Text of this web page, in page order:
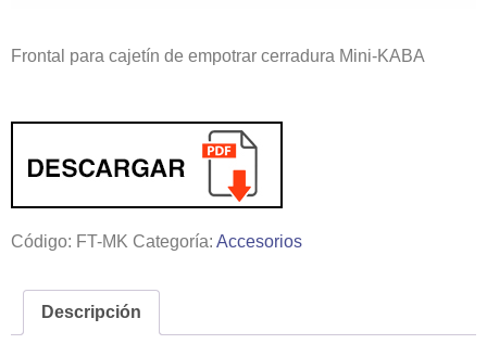
Frontal para cajetín de empotrar cerradura Mini-KABA
Código: FT-MK Categoría: Accesorios
Descripción